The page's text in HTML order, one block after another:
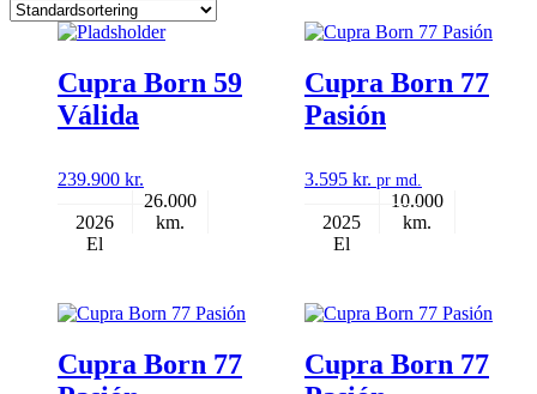
Cupra Born 59
Válida
239.900 kr.
2026
26.000
El
Cupra Born 77
Pasión
3.595 kr.
2025
10.000
El
Cupra Born 77
Cupra Born 77